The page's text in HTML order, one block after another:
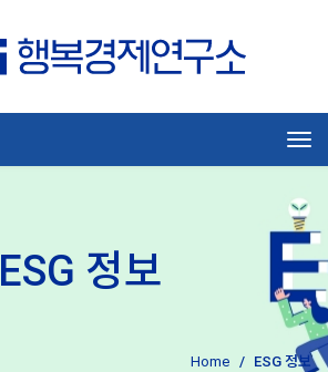
ESG 정보
Home ESG 정보